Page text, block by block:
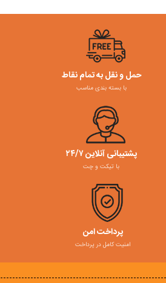
حمل و نقل به تمام نقاط
با بسته بندی مناسب
پشتیبانی آنلاین ۲۴/۷
با تیکت و چت
پرداخت امن
امنیت کامل در پرداخت